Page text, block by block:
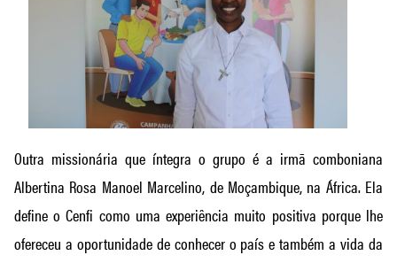
Outra missionária que íntegra o grupo é a irmã comboniana
Albertina Rosa Manoel Marcelino, de Moçambique, na África. Ela
define o Cenfi como uma experiência muito positiva porque lhe
ofereceu a oportunidade de conhecer o país e também a vida da